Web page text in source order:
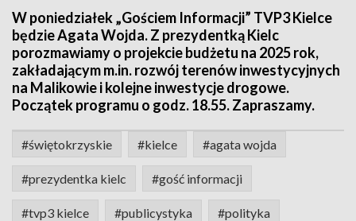
W poniedziałek „Gościem Informacji” TVP3 Kielce
będzie Agata Wojda. Z prezydentką Kielc
porozmawiamy o projekcie budżetu na 2025 rok,
zakładającym m.in. rozwój terenów inwestycyjnych
na Malikowie i kolejne inwestycje drogowe.
Początek programu o godz. 18.55. Zapraszamy.
#świętokrzyskie #kielce #agata wojda
#prezydentka kielc #gość informacji
#tvp3 kielce #publicystyka #polityka